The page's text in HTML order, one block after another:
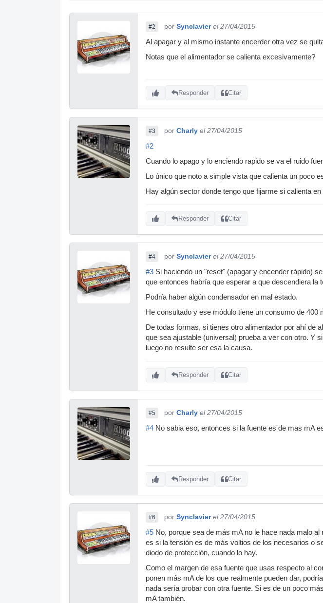
#2 por Synclavier el 27/04/2015
Al apagar y al mismo instante encerder otra vez se
Notas que el alimentador se calienta excesivamente?
Responder Citar
#3 por Charly el 27/04/2015
#2
Cuando lo apago y lo enciendo rapido se va el ruido
Lo único que noto a simple vista que calienta un poco
Hay algún sector donde tengo que fijarme si calienta
Responder Citar
#4 por Synclavier el 27/04/2015
#3 Si haciendo un "reset" (apagar y encender rápido)
que entonces habría que esperar a que descendiera la
Podría haber algún condensador en mal estado.
He consultado y ese módulo tiene un consumo de
De todas formas, si tienes otro alimentador por ahí de
que sea ajustable (universal) prueba a ver con otro. Y
luego no resulte ser esa la causa.
Responder Citar
#5 por Charly el 27/04/2015
#4 No sabia eso, entonces si la fuente es de mas mA
Responder Citar
#6 por Synclavier el 27/04/2015
#5 No, porque sea de más mA no le hace nada malo
es si la tensión es de más voltios de los necesarios o
diodo de protección, cuando lo hay.
Como el margen de esa fuente que usas respecto al
ponen más mA de los que realmente pueden dar,
nada sería probar con otra fuente. Si es de un poco
mA también.